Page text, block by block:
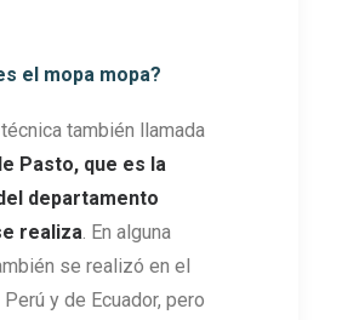
el mopa mopa?
técnica también llamada
Pasto, que es la
departamento
realiza . En alguna
se realizó en el
y de Ecuador, pero